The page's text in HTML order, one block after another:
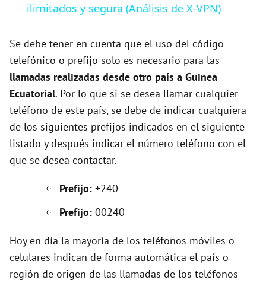
a
y
V
i
d
ilimitados y segura (Análisis de X-VPN)
Se debe tener en cuenta que el uso del código
telefónico o prefijo solo es necesario para las
llamadas realizadas desde otro país a Guinea
Ecuatorial. Por lo que si se desea llamar cualquier
teléfono de este país, se debe de indicar cualquiera
de los siguientes prefijos indicados en el siguiente
listado y después indicar el número teléfono con el
que se desea contactar.
Prefijo: +240
Prefijo: 00240
Hoy en día la mayoría de los teléfonos móviles o
celulares indican de forma automática el país o
región de origen de las llamadas de los teléfonos